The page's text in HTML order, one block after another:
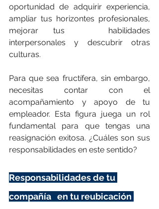
oportunidad de adquirir experiencia,
ampliar tus horizontes profesionales,
mejorar tus   habilidades
interpersonales y descubrir otras
culturas.
Para que sea fructífera, sin embargo,
necesitas contar con el
acompañamiento y apoyo de tu
empleador. Esta figura juega un rol
fundamental para que tengas una
reasignación exitosa. ¿Cuáles son sus
responsabilidades en este sentido?
Responsabilidades de tu
compañía   en tu reubicación